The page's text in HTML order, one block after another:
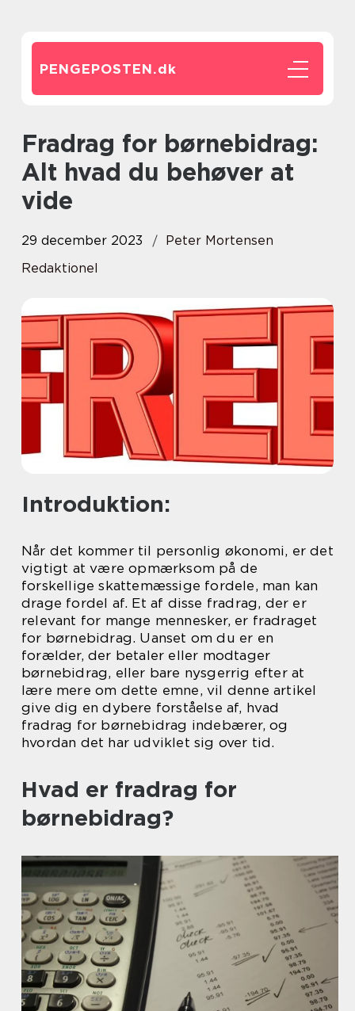
PENGEPOSTEN.dk
Fradrag for børnebidrag:
Alt hvad du behøver at
vide
29 december 2023
Peter Mortensen
Redaktionel
Introduktion:
Når det kommer til personlig økonomi, er det
vigtigt at være opmærksom på de
forskellige skattemæssige fordele, man kan
drage fordel af. Et af disse fradrag, der er
relevant for mange mennesker, er fradraget
for børnebidrag. Uanset om du er en
forælder, der betaler eller modtager
børnebidrag, eller bare nysgerrig efter at
lære mere om dette emne, vil denne artikel
give dig en dybere forståelse af, hvad
fradrag for børnebidrag indebærer, og
hvordan det har udviklet sig over tid.
Hvad er fradrag for
børnebidrag?